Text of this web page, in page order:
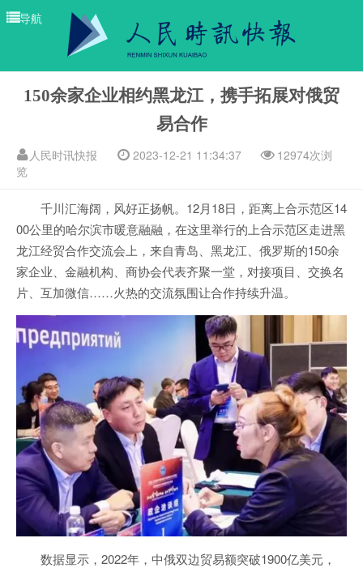
导航
150余家企业相约黑龙江，携手拓展对俄贸
易合作
人民时讯快报 2023-12-21 11:34:37
12974次浏
览
千川汇海阔，风好正扬帆。12月18日，距离上合示范区14
00公里的哈尔滨市暖意融融，在这里举行的上合示范区走进黑
龙江经贸合作交流会上，来自青岛、黑龙江、俄罗斯的150余
家企业、金融机构、商协会代表齐聚一堂，对接项目、交换名
片、互加微信……火热的交流氛围让合作持续升温。
数据显示，2022年，中俄双边贸易额突破1900亿美元，